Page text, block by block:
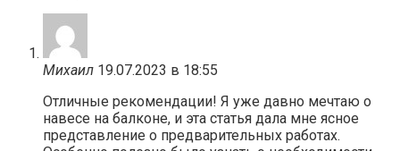
Михаил 19.07.2023 в 18:55
Отличные рекомендации! Я уже давно мечтаю о
навесе на балконе, и эта статья дала мне ясное
представление о предварительных работах.